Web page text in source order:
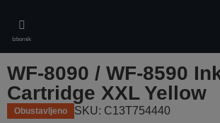
main
content
Izbornik
WF-8090 / WF-8590
Cartridge XXL Yellow
Obustavljeno SKU: C13T754440